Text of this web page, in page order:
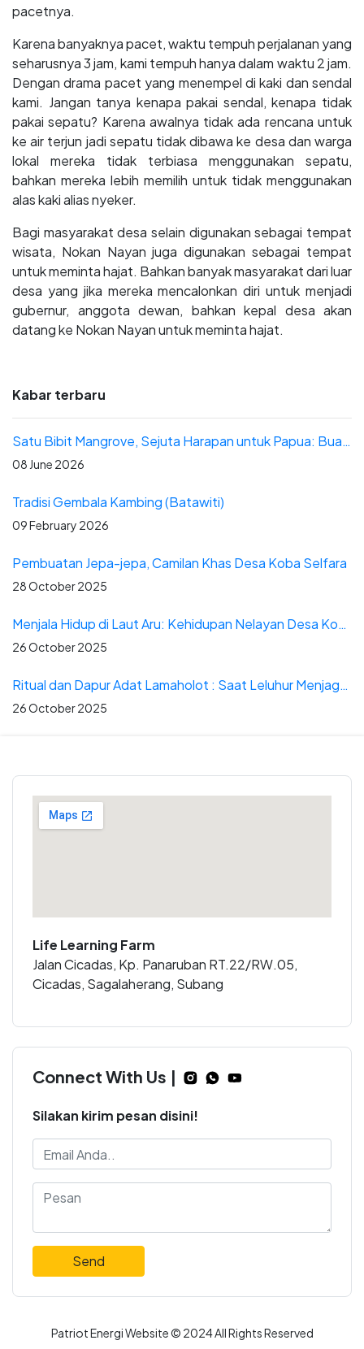
pacetnya.
Karena banyaknya pacet, waktu tempuh perjalanan yang
seharusnya 3 jam, kami tempuh hanya dalam waktu 2 jam.
Dengan drama pacet yang menempel di kaki dan sendal
kami. Jangan tanya kenapa pakai sendal, kenapa tidak
pakai sepatu? Karena awalnya tidak ada rencana untuk
ke air terjun jadi sepatu tidak dibawa ke desa dan warga
lokal mereka tidak terbiasa menggunakan sepatu,
bahkan mereka lebih memilih untuk tidak menggunakan
alas kaki alias nyeker.
Bagi masyarakat desa selain digunakan sebagai tempat
wisata, Nokan Nayan juga digunakan sebagai tempat
untuk meminta hajat. Bahkan banyak masyarakat dari luar
desa yang jika mereka mencalonkan diri untuk menjadi
gubernur, anggota dewan, bahkan kepal desa akan
datang ke Nokan Nayan untuk meminta hajat.
Kabar terbaru
Satu Bibit Mangrove, Sejuta Harapan untuk Papua: Buah Pendampingan Patriot Energi di Distrik Yerui
08 June 2026
Tradisi Gembala Kambing (Batawiti)
09 February 2026
Pembuatan Jepa-jepa, Camilan Khas Desa Koba Selfara
28 October 2025
Menjala Hidup di Laut Aru: Kehidupan Nelayan Desa Kobaseltimur
26 October 2025
Ritual dan Dapur Adat Lamaholot : Saat Leluhur Menjaga Pesta
26 October 2025
Life Learning Farm
Jalan Cicadas, Kp. Panaruban RT.22/RW.05,
Cicadas, Sagalaherang, Subang
Connect With Us |
Silakan kirim pesan disini!
Send
Patriot Energi Website © 2024 All Rights Reserved